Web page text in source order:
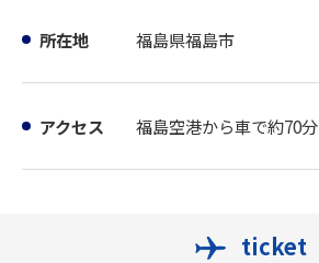
所在地 福島県福島市
アクセス 福島空港から車で約70分
ticket